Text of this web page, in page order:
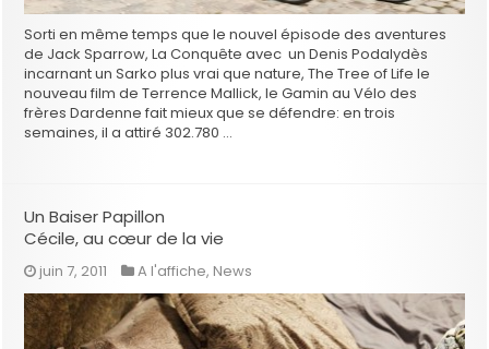
Sorti en même temps que le nouvel épisode des aventures
de Jack Sparrow, La Conquête avec un Denis Podalydès
incarnant un Sarko plus vrai que nature, The Tree of Life le
nouveau film de Terrence Mallick, le Gamin au Vélo des
frères Dardenne fait mieux que se défendre: en trois
semaines, il a attiré 302.780 …
Un Baiser Papillon
Cécile, au cœur de la vie
juin 7, 2011 A l'affiche, News